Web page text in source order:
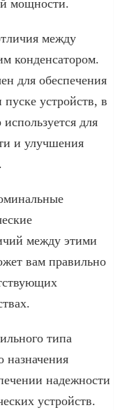
мощности.
между
конденсатором.
для обеспечения
устройств, в
для
и улучшения
между этими
вам правильно
типа
назначения
надежности
устройств.